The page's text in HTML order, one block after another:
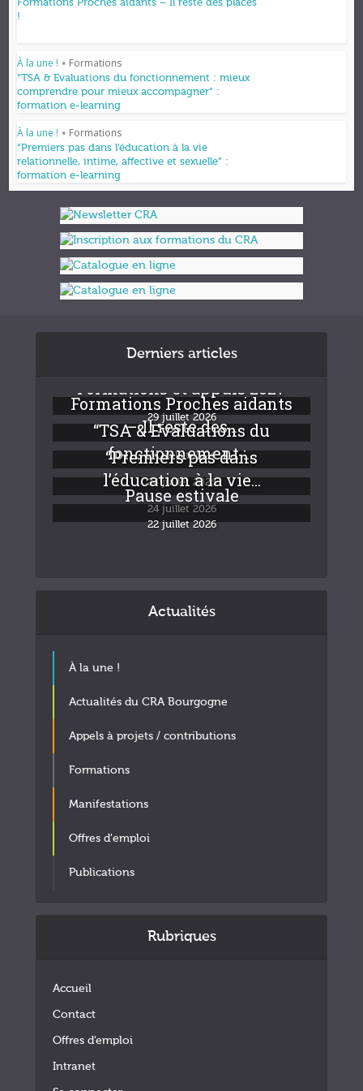
Formations Proches aidants – Il reste des places
!
À la une ! • Formations
“TSA & Evaluations du fonctionnement : mieux
comprendre pour mieux accompagner” :
formation e-learning
À la une ! • Formations
“Premiers pas dans l’éducation à la vie
relationnelle, intime, affective et sexuelle” :
formation e-learning
Derniers articles
Formations et appuis 2027
29 juillet 2026
Formations Proches aidants
– Il reste des...
24 juillet 2026
“TSA & Evaluations du
fonctionnement :...
24 juillet 2026
“Premiers pas dans
l’éducation à la vie...
24 juillet 2026
Pause estivale
22 juillet 2026
Actualités
À la une !
Actualités du CRA Bourgogne
Appels à projets / contributions
Formations
Manifestations
Offres d'emploi
Publications
Rubriques
Accueil
Contact
Offres d’emploi
Intranet